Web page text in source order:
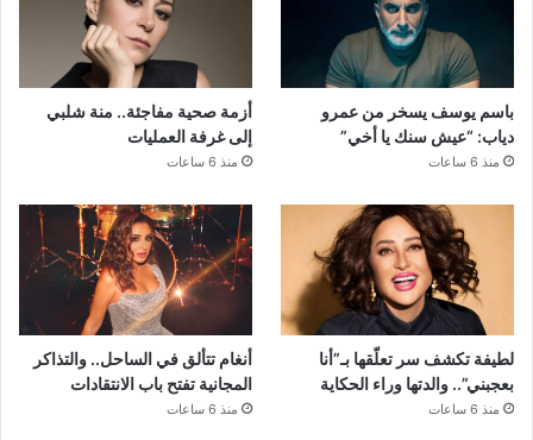
باسم يوسف يسخر من عمرو
دياب: “عيش سنك يا أخي”
منذ 6 ساعات
أزمة صحية مفاجئة.. منة شلبي
إلى غرفة العمليات
منذ 6 ساعات
لطيفة تكشف سر تعلّقها بـ”أنا
بعجبني”.. والدتها وراء الحكاية
منذ 6 ساعات
أنغام تتألق في الساحل.. والتذاكر
المجانية تفتح باب الانتقادات
منذ 6 ساعات